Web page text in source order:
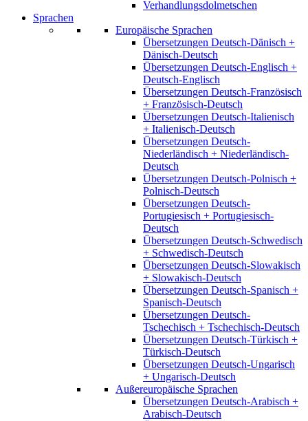
Verhandlungsdolmetschen
Sprachen
Europäische Sprachen
Übersetzungen Deutsch-Dänisch +
Dänisch-Deutsch
Übersetzungen Deutsch-Englisch +
Deutsch-Englisch
Übersetzungen Deutsch-Französisch
+ Französisch-Deutsch
Übersetzungen Deutsch-Italienisch
+ Italienisch-Deutsch
Übersetzungen Deutsch-
Niederländisch + Niederländisch-
Deutsch
Übersetzungen Deutsch-Polnisch +
Polnisch-Deutsch
Übersetzungen Deutsch-
Portugiesisch + Portugiesisch-
Deutsch
Übersetzungen Deutsch-Schwedisch
+ Schwedisch-Deutsch
Übersetzungen Deutsch-Slowakisch
+ Slowakisch-Deutsch
Übersetzungen Deutsch-Spanisch +
Spanisch-Deutsch
Übersetzungen Deutsch-
Tschechisch + Tschechisch-Deutsch
Übersetzungen Deutsch-Türkisch +
Türkisch-Deutsch
Übersetzungen Deutsch-Ungarisch
+ Ungarisch-Deutsch
Außereuropäische Sprachen
Übersetzungen Deutsch-Arabisch +
Arabisch-Deutsch